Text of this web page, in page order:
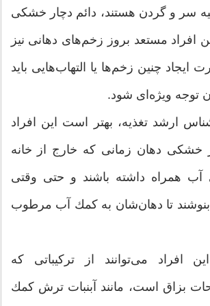
سر و گردن هستند، دائم دچار خشكی
افراد مستعد بروز زخم‌های دهانی نیز
ایجاد چنین زخم‌ها یا التهاب‌هایی باید
توجه ویژه‌ای شود.
ارشد تغذیه، بهتر است این افراد
خشكی دهان زمانی كه خارج از خانه
همراه داشته باشند و حتی وقتی
بنوشند تا دهان‌شان به كمك آب مرطوب
افراد می‌توانند از تركیباتی كه
بزاق است، مانند آبنبات‌ ترش كمك